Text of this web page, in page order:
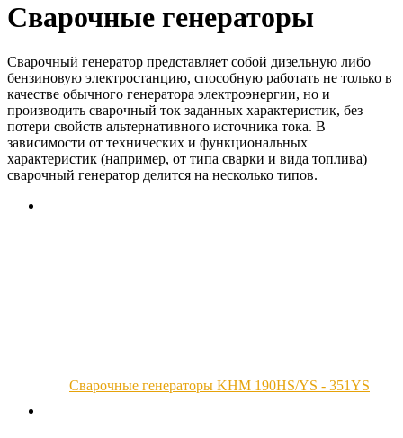
Сварочные генераторы
Сварочный генератор представляет собой дизельную либо
бензиновую электростанцию, способную работать не только в
качестве обычного генератора электроэнергии, но и
производить сварочный ток заданных характеристик, без
потери свойств альтернативного источника тока. В
зависимости от технических и функциональных
характеристик (например, от типа сварки и вида топлива)
сварочный генератор делится на несколько типов.
Сварочные генераторы KHM 190HS/YS - 351YS